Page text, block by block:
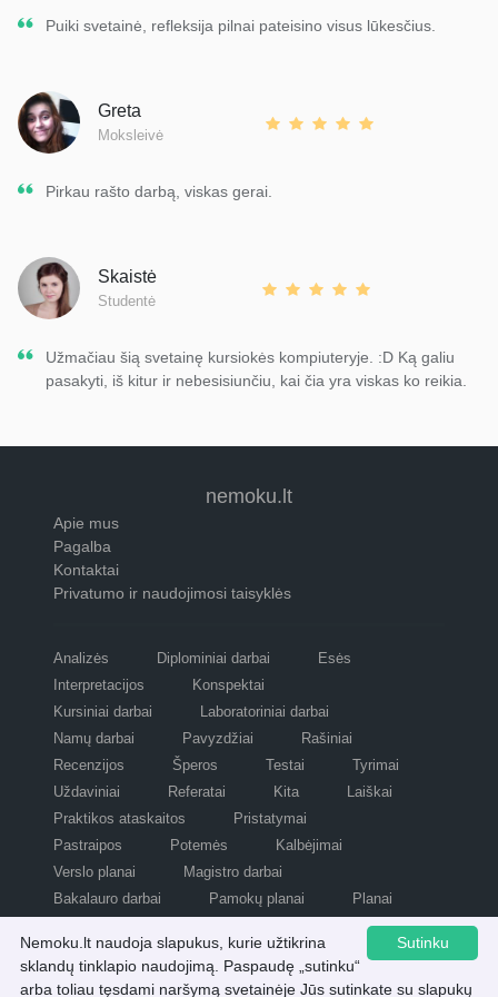
Puiki svetainė, refleksija pilnai pateisino visus lūkesčius.
Greta
Moksleivė
Pirkau rašto darbą, viskas gerai.
Skaistė
Studentė
Užmačiau šią svetainę kursiokės kompiuteryje. :D Ką galiu
pasakyti, iš kitur ir nebesisiunčiu, kai čia yra viskas ko reikia.
nemoku.lt
Apie mus
Pagalba
Kontaktai
Privatumo ir naudojimosi taisyklės
Analizės Diplominiai darbai
Esės
Interpretacijos
Konspektai
Kursiniai darbai
Laboratoriniai darbai
Namų darbai
Pavyzdžiai
Rašiniai
Recenzijos
Šperos Testai
Tyrimai
Uždaviniai
Referatai Kita
Laiškai
Praktikos ataskaitos
Pristatymai
Pastraipos
Potemės
Kalbėjimai
Verslo planai
Magistro darbai
Bakalauro darbai
Pamokų planai
Planai
Visos teisės saugomos © nemoku.lt 2007 - 2026.
Sutinku
Nemoku.lt naudoja slapukus, kurie užtikrina
sklandų tinklapio naudojimą. Paspaudę „sutinku“
arba toliau tęsdami naršymą svetainėje Jūs sutinkate su slapukų